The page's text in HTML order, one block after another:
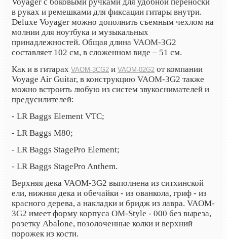
в руках и ремешками для фиксации гитары внутри.
Deluxe Voyager можно дополнить съемным чехлом на
молнии для ноутбука и музыкальных
принадлежностей. Общая длина VAOM-3G2
составляет 102 см, в сложенном виде – 51 см.
Как и в гитарах VAOM-3CG2 и VAOM-02G2 от компании
Voyage Air Guitar, в конструкцию VAOM-3G2 также
можно встроить любую из систем звукоснимателей и
предусилителей:
- LR Baggs Element VTC;
- LR Baggs M80;
- LR Baggs StagePro Element;
- LR Baggs StagePro Anthem.
Верхняя дека VAOM-3G2 выполнена из ситхинской
ели, нижняя дека и обечайки - из ованкола, гриф - из
красного дерева, а накладки и бридж из лавра. VAOM-
3G2 имеет форму корпуса OM-Style - 000 без выреза,
розетку Abalone, позолоченные колки и верхний
порожек из кости.